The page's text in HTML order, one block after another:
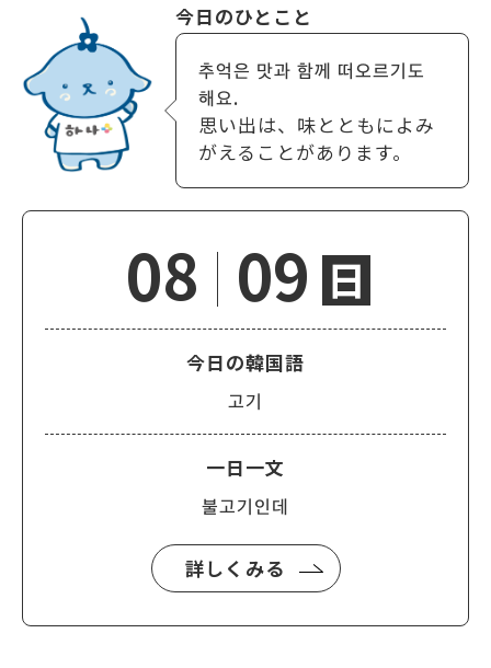
今日のひとこと
추억은 맛과 함께 떠오르기도
해요.
思い出は、味とともによみ
がえることがあります。
08 09 日
今日の韓国語
고기
一日一文
불고기인데
詳しくみる